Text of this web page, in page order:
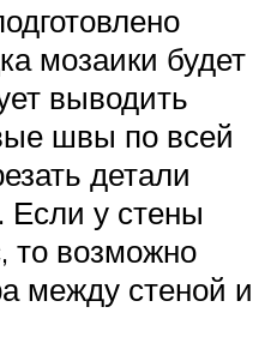
мозаики будет
выводить
швы по всей
детали
Если у стены
то возможно
между стеной и